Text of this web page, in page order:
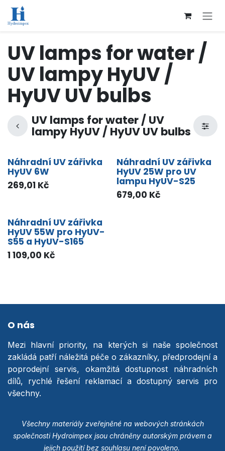
Přejít na obsah
UV lamps for water /
UV lampy HyUV /
HyUV UV bulbs
UV lamps for water / UV
lampy HyUV / HyUV UV bulbs
Náhradní UV zářivka
HyUV 6W
269,01 Kč
Náhradní UV zářivka
HyUV 25W pro UV
lampu HyUV-S25
679,00 Kč
Náhradní UV zářivka
HyUV 55W pro HyUV-
S55 a HyUV-S165
1 109,00 Kč
O nás
Mezi hlavní priority, na kterých si naše společnost
zakládá patří náležitá péče o zákazníky, předprodejní a
poprodejní servis, okamžitá dostupnost náhradních
dílů, rychlé řešení reklamací a dostupný servis pro
všechny.
Všechny materiály zveřejněné na webových stránkách
společnosti Hydroimpex jsou chráněny autorským právem a
jejich použití bez souhlasu není povoleno.